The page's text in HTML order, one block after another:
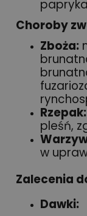
Choroby
Zboża:
Rzepak:
pleśń,
w
Zalecenia
Dawki: